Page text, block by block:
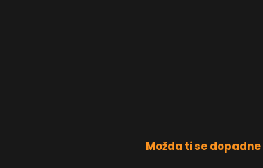
Možda ti se dopadne